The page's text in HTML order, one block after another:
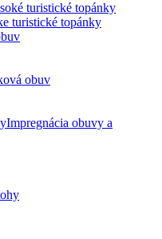
turistické topánky
turistické topánky
obuv
Impregnácia obuvy a